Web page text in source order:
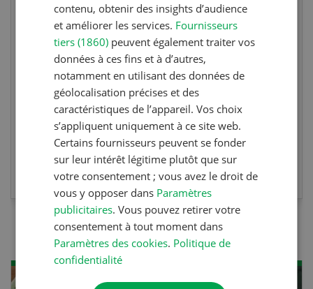
Vous élevez des poissons ou songez à le faire?
Ce cours vous équipe du savoir nécessaire. Si
vous effectuez aussi un stage pratique, votre
diplôme est reconnu officiellement et vous
habilite à détenir des poissons à titre
professionnel.
EN SAVOIR PLUS
contenu, obtenir des insights d’audience
et améliorer les services. Fournisseurs
tiers (1860) peuvent également traiter vos
données à ces fins et à d’autres,
notamment en utilisant des données de
géolocalisation précises et des
caractéristiques de l’appareil. Vos choix
s’appliquent uniquement à ce site web.
Certains fournisseurs peuvent se fonder
sur leur intérêt légitime plutôt que sur
votre consentement ; vous avez le droit de
vous y opposer dans Paramètres
publicitaires. Vous pouvez retirer votre
consentement à tout moment dans
Paramètres des cookies. Politique de
confidentialité